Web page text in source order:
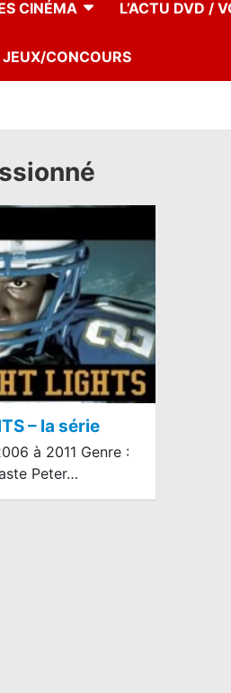
CINÉMA L’ACTU DVD /
JEUX/CONCOURS
– la série
à 2011 Genre :
Peter…